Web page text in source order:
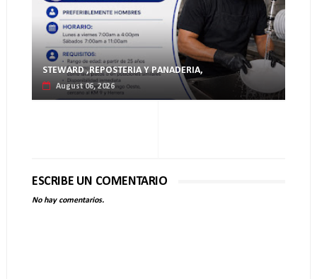
STEWARD ,REPOSTERIA Y PANADERIA,
August 06, 2026
ESCRIBE UN COMENTARIO
No hay comentarios.